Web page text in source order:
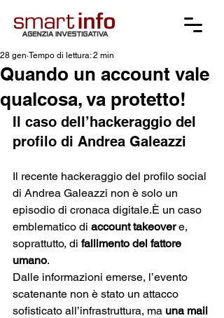
Quando un account vale
qualcosa, va protetto!
28 gen Tempo di lettura: 2 min
Il caso dell’hackeraggio del
profilo di Andrea Galeazzi
Il recente hackeraggio del profilo social
di Andrea Galeazzi non è solo un
episodio di cronaca digitale.È un caso
emblematico di account takeover e,
soprattutto, di fallimento del fattore
umano.
Dalle informazioni emerse, l’evento
scatenante non è stato un attacco
sofisticato all’infrastruttura, ma una mail